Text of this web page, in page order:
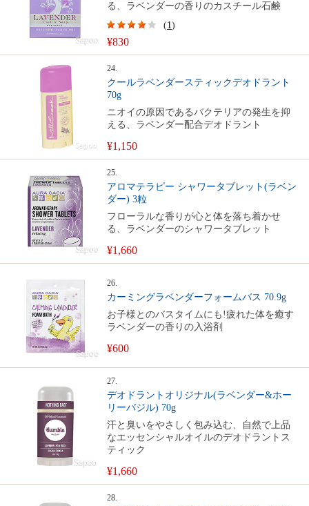
る、ラベンダーの香りのカスチール石鹸
¥830
(1)
24.
クールラベンダースティックデオドラント
70g
ニオイの原因であるバクテリアの発生を抑
える、ラベンダー配合デオドラント
¥1,150
25.
アロマテラピー シャワータブレット(ラベン
ダー) 3粒
フローラルな香りが心と体を落ち着かせ
る、ラベンダーのシャワータブレット
¥1,660
26.
カーミングラベンダーフォームバス 70.9g
お子様とのバスタイムにも!疲れた体を癒す
ラベンダーの香りの入浴剤
¥600
27.
デオドラントオリジナル(ラベンダー&ホー
リーバジル) 70g
汗と臭いをやさしく包み込む、自然で上品
なエッセンシャルオイルのデオドラントス
ティック
¥1,660
28.